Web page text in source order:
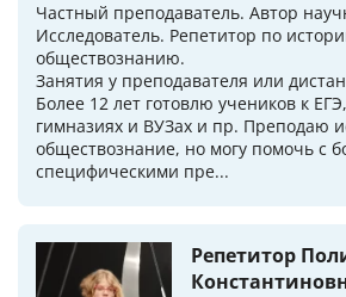
Частный преподаватель. Автор
Исследователь. Репетитор по
обществознанию.
Занятия у преподавателя или
Более 12 лет готовлю учеников к
гимназиях и ВУЗах и пр. Преподаю
обществознание, но могу помочь с
специфическими пре...
Репетитор